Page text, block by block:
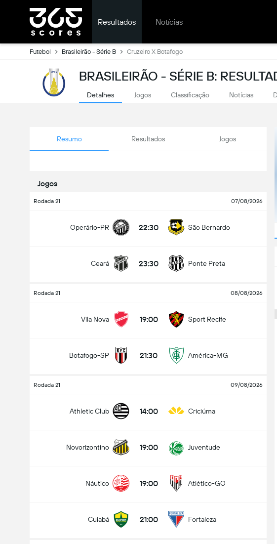
Resultados Notícias
Futebol Brasileirão - Série B Cruzeiro X Botafogo
BRASILEIRÃO - SÉRIE B:
Detalhes Jogos Classificação Notícias
Resumo Resultados Jogos
Jogos
Rodada 21 07/08/2026
Operário-PR 22:30 São Bernardo
Ceará 23:30 Ponte Preta
Rodada 21 08/08/2026
Vila Nova 19:00 Sport Recife
Botafogo-SP 21:30 América-MG
Rodada 21 09/08/2026
Athletic Club 14:00 Criciúma
Novorizontino 19:00 Juventude
Náutico 19:00 Atlético-GO
Cuiabá 21:00 Fortaleza